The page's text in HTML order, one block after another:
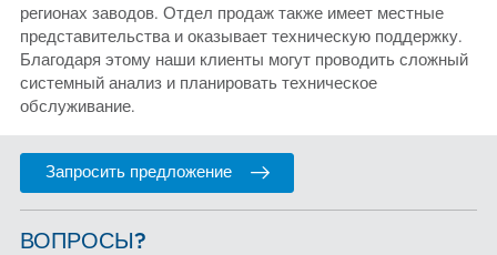
регионах заводов. Отдел продаж также имеет местные
представительства и оказывает техническую поддержку.
Благодаря этому наши клиенты могут проводить сложный
системный анализ и планировать техническое
обслуживание.
Запросить предложение
ВОПРОСЫ?